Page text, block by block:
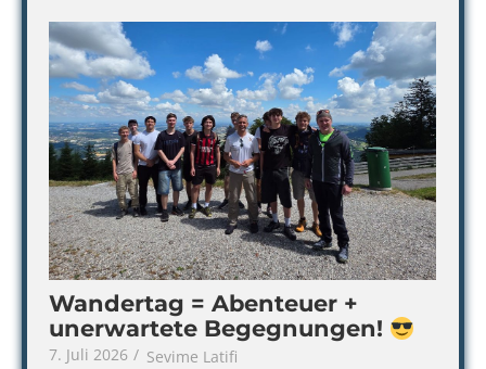
Wandertag = Abenteuer +
unerwartete Begegnungen!
7. Juli 2026 / Sevime Latifi